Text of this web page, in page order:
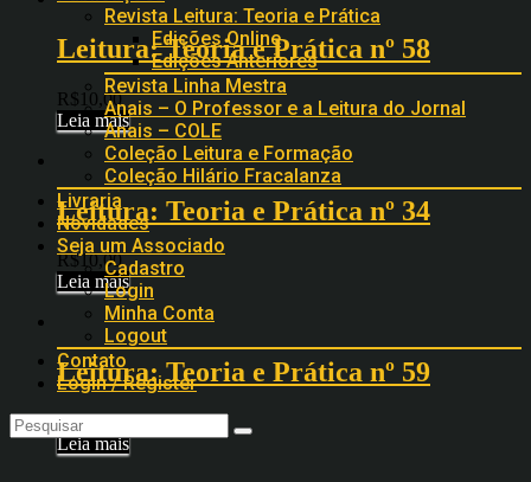
Revista Leitura: Teoria e Prática
Edições Online
Edições Anteriores
Revista Linha Mestra
Anais – O Professor e a Leitura do Jornal
Anais – COLE
Coleção Leitura e Formação
Coleção Hilário Fracalanza
Livraria
Novidades
Seja um Associado
Cadastro
Login
Minha Conta
Logout
Contato
Login / Register
Leitura: Teoria e Prática nº 58
R$ 10,00
Leia mais
Leitura: Teoria e Prática nº 34
R$10,00
Leia mais
Leitura: Teoria e Prática nº 59
R$10,00
Leia mais